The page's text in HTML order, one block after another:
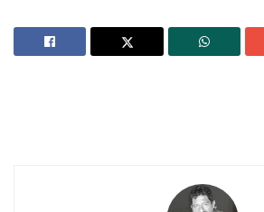
Ahuacatlán celebrá el día de Reyes